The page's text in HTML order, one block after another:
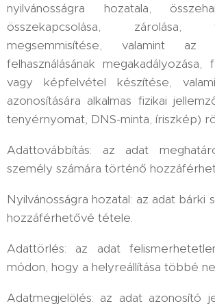
nyilvánosságra hozatala,
összekapcsolása,
megsemmisítése, valamint az
felhasználásának megakadályozása,
vagy képfelvétel készítése,
azonosítására alkalmas fizikai
tenyérnyomat, DNS-minta, íriszkép)
Adattovábbítás: az adat
személy számára történő
Nyilvánosságra hozatal: az adat bárki
hozzáférhetővé tétele.
Adattörlés: az adat
módon, hogy a helyreállítása többé
Adatmegjelölés: az adat azonosító